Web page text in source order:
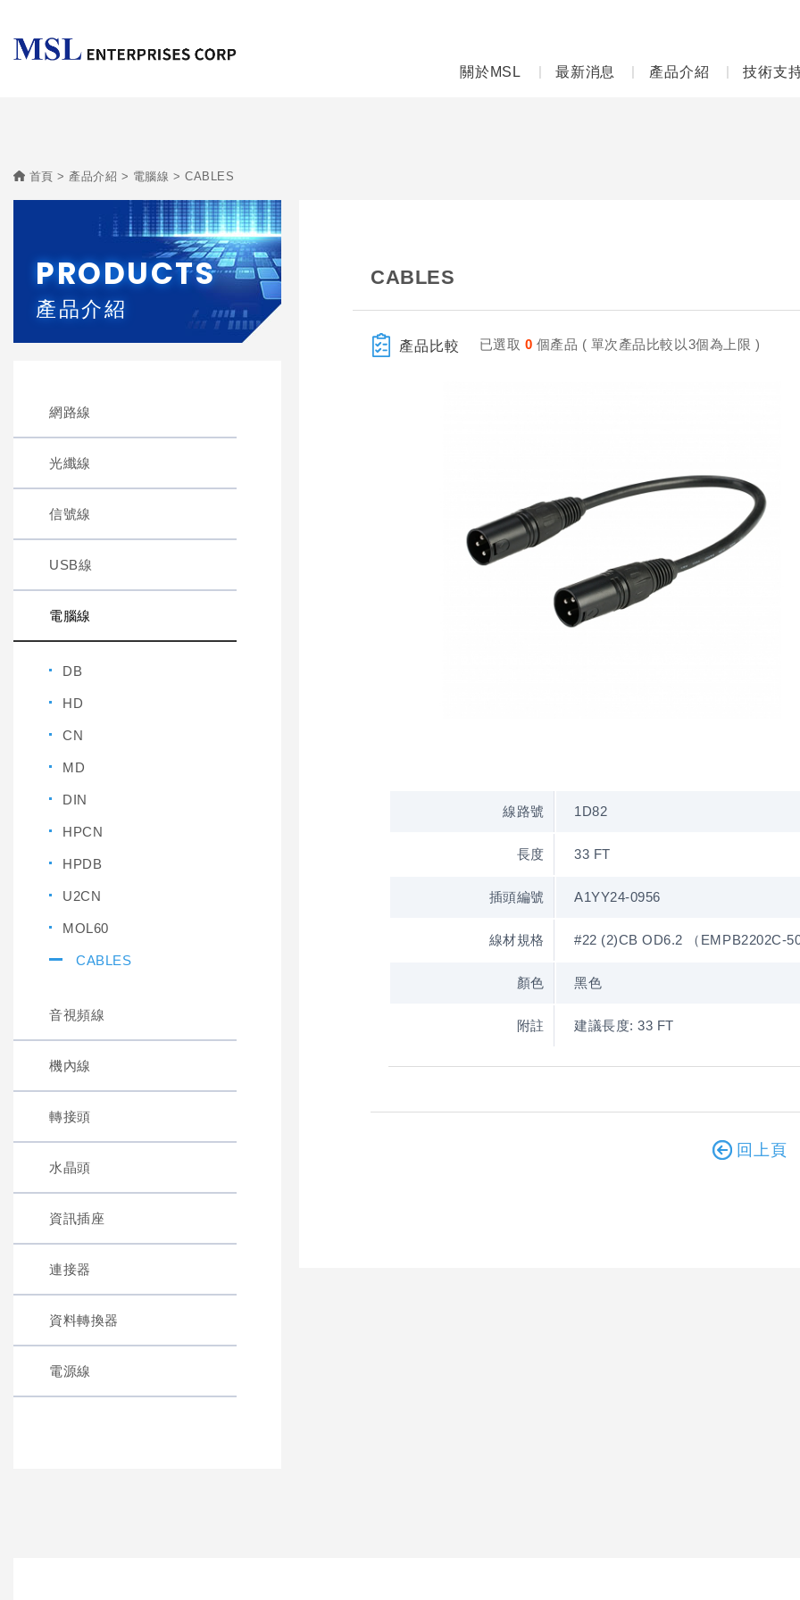
關於MSL 最新消息 產品介紹 技術支
首頁 產品介紹 電腦線 CABLES
PRODUCTS
產品介紹
網路線
光纖線
信號線
USB線
電腦線
DB
HD
CN
MD
DIN
HPCN
HPDB
U2CN
MOL60
CABLES
音視頻線
機內線
轉接頭
水晶頭
資訊插座
連接器
資料轉換器
電源線
CABLES
產品比較 已選取 0 個產品 ( 單次產品比較以3個為上限 )
線路號 1D82
長度 33 FT
插頭編號 A1YY24-0956
線材規格 #22 (2)CB OD6.2 （EMPB2202C-
顏色 黑色
附註 建議長度: 33 FT
回上頁